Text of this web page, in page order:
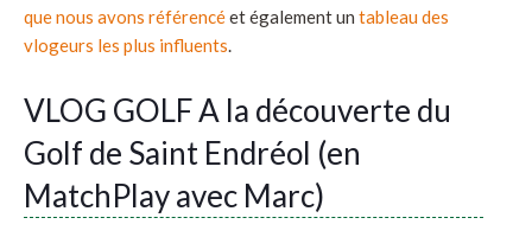
que nous avons référencéet également un tableau des
vlogeurs les plus influents.
VLOG GOLF A la découverte du
Golf de Saint Endréol (en
MatchPlay avec Marc)